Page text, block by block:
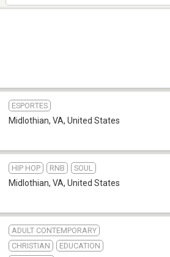
ESPORTES
Midlothian, VA, United States
HIP HOP RNB SOUL
Midlothian, VA, United States
ADULT CONTEMPORARY
CHRISTIAN
EDUCATION